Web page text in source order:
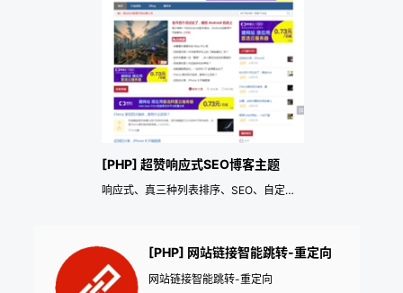
[PHP] 超赞响应式SEO博客主题
响应式、真三种列表排序、SEO、自定义颜色
[PHP] 网站链接智能跳转-重定向
网站链接智能跳转-重定向